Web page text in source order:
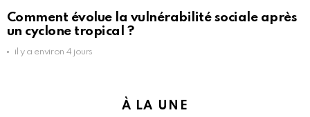
Comment évolue la vulnérabilité sociale après
un cyclone tropical ?
il y a environ 4 jours
À LA UNE